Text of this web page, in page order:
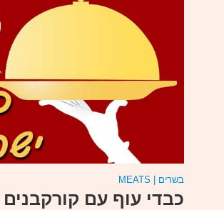
בשרים | MEATS
כבדי עוף עם קורקבנים